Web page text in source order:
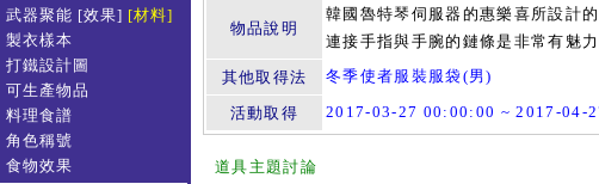
武器聚能 [效果] [材料]
製衣樣本
打鐵設計圖
可生產物品
料理食譜
角色稱號
食物效果
物品說明
韓國魯特琴伺服器的惠樂喜所設計
連接手指與手腕的鏈條是非常有魅
其他取得法
冬季使者服裝服袋(男)
活動取得 2017-03-27 00:00:00 ~ 2017-04-
道具主題討論